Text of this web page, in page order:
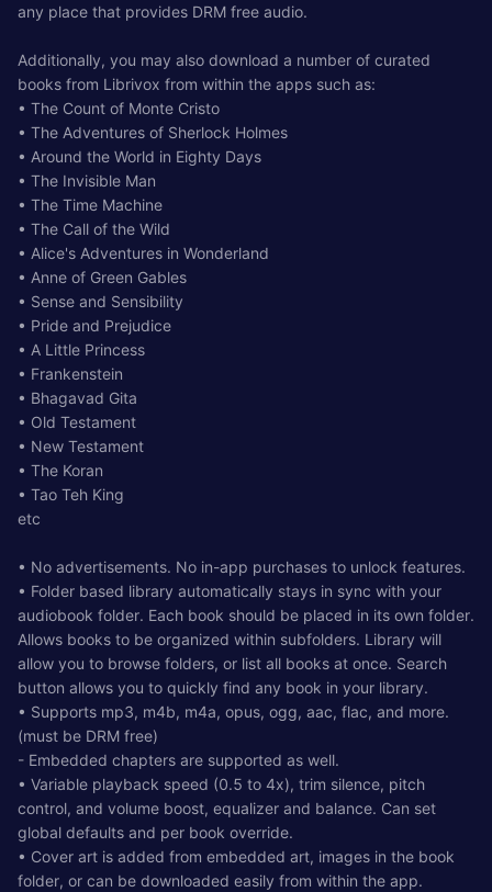
any place that provides DRM free audio.
Additionally, you may also download a number of curated
books from Librivox from within the apps such as:
• The Count of Monte Cristo
• The Adventures of Sherlock Holmes
• Around the World in Eighty Days
• The Invisible Man
• The Time Machine
• The Call of the Wild
• Alice's Adventures in Wonderland
• Anne of Green Gables
• Sense and Sensibility
• Pride and Prejudice
• A Little Princess
• Frankenstein
• Bhagavad Gita
• Old Testament
• New Testament
• The Koran
• Tao Teh King
etc
• No advertisements. No in-app purchases to unlock features.
• Folder based library automatically stays in sync with your
audiobook folder. Each book should be placed in its own folder.
Allows books to be organized within subfolders. Library will
allow you to browse folders, or list all books at once. Search
button allows you to quickly find any book in your library.
• Supports mp3, m4b, m4a, opus, ogg, aac, flac, and more.
(must be DRM free)
- Embedded chapters are supported as well.
• Variable playback speed (0.5 to 4x), trim silence, pitch
control, and volume boost, equalizer and balance. Can set
global defaults and per book override.
• Cover art is added from embedded art, images in the book
folder, or can be downloaded easily from within the app.